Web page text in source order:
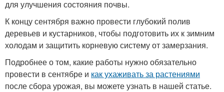
для улучшения состояния почвы.
К концу сентября важно провести глубокий полив
деревьев и кустарников, чтобы подготовить их к зимним
холодам и защитить корневую систему от замерзания.
Подробнее о том, какие работы нужно обязательно
провести в сентябре и как ухаживать за растениями
после сбора урожая, вы можете узнать в нашей статье.